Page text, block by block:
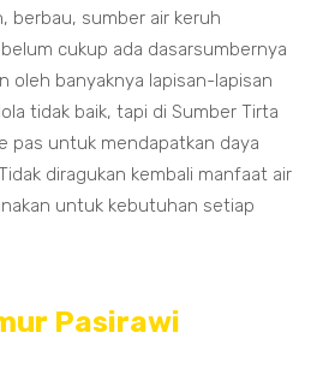
berbau, sumber air keruh
cukup ada dasarsumbernya
oleh banyaknya lapisan-lapisan
tidak baik, tapi di Sumber Tirta
pas untuk mendapatkan daya
diragukan kembali manfaat air
untuk kebutuhan setiap
Pasirawi